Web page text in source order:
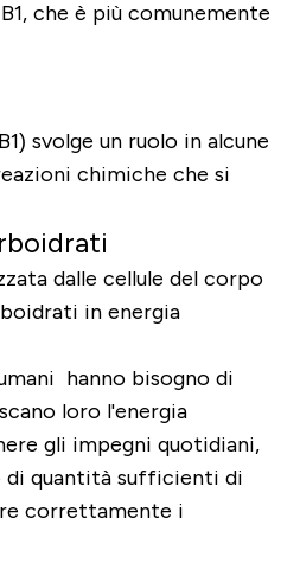
che è più comunemente
svolge un ruolo in alcune
chimiche che si
dalle cellule del corpo
in energia
hanno bisogno di
loro l'energia
gli impegni quotidiani,
di quantità sufficienti di
correttamente i